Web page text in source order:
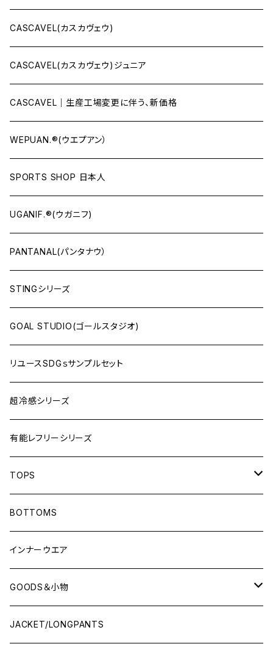
CASCAVEL(カスカヴェウ)
CASCAVEL(カスカヴェウ)ジュニア
CASCAVEL｜生産工場変更に伴う、新価格
WEPUAN.®(ウエプアン）
SPORTS SHOP 日本人
UGANIF.®(ウガニフ)
PANTANAL(パンタナウ）
STINGシリーズ
GOAL STUDIO(ゴールスタジオ)
リユースSDGｓサンプルセット
超冷感シリーズ
有能レフリーシリーズ
TOPS
LONG-SLEEVEプラシャツ
SHORT-SLEEVEプラシャツ
NO-SLEEVE
Tシャツ(オフコート)
BOTTOMS
インナーウエア
GOODS＆小物
シューズ袋
JACKET/LONGPANTS